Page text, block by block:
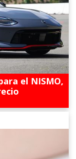
el NISMO,